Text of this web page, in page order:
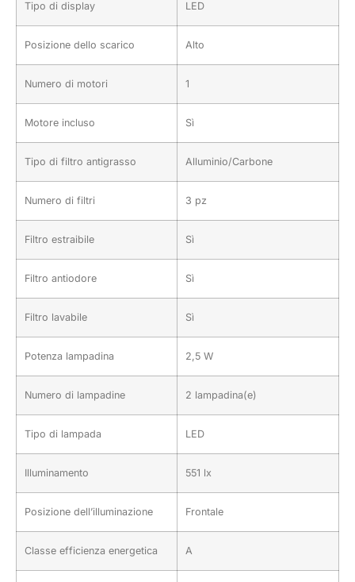
Tipo di display LED
Posizione dello scarico Alto
Numero di motori 1
Motore incluso Sì
Tipo di filtro antigrasso Alluminio/Carbone
Numero di filtri 3 pz
Filtro estraibile Sì
Filtro antiodore Sì
Filtro lavabile Sì
Potenza lampadina 2,5 W
Numero di lampadine 2 lampadina(e)
Tipo di lampada LED
Illuminamento 551 lx
Posizione dell’illuminazione Frontale
Classe efficienza energetica A